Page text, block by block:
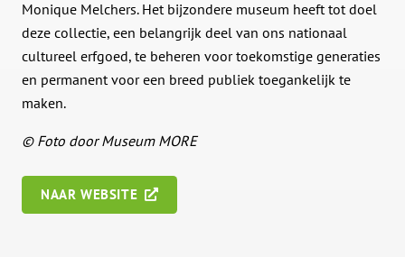
Monique Melchers. Het bijzondere museum heeft tot doel
deze collectie, een belangrijk deel van ons nationaal
cultureel erfgoed, te beheren voor toekomstige generaties
en permanent voor een breed publiek toegankelijk te
maken.
© Foto door Museum MORE
NAAR WEBSITE